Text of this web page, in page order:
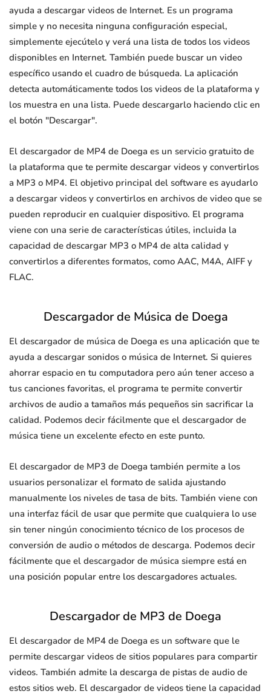
ayuda a descargar videos de Internet. Es un programa
simple y no necesita ninguna configuración especial,
simplemente ejecútelo y verá una lista de todos los videos
disponibles en Internet. También puede buscar un video
específico usando el cuadro de búsqueda. La aplicación
detecta automáticamente todos los videos de la plataforma y
los muestra en una lista. Puede descargarlo haciendo clic en
el botón "Descargar".
El descargador de MP4 de Doega es un servicio gratuito de
la plataforma que te permite descargar videos y convertirlos
a MP3 o MP4. El objetivo principal del software es ayudarlo
a descargar videos y convertirlos en archivos de video que se
pueden reproducir en cualquier dispositivo. El programa
viene con una serie de características útiles, incluida la
capacidad de descargar MP3 o MP4 de alta calidad y
convertirlos a diferentes formatos, como AAC, M4A, AIFF y
FLAC.
Descargador de Música de Doega
El descargador de música de Doega es una aplicación que te
ayuda a descargar sonidos o música de Internet. Si quieres
ahorrar espacio en tu computadora pero aún tener acceso a
tus canciones favoritas, el programa te permite convertir
archivos de audio a tamaños más pequeños sin sacrificar la
calidad. Podemos decir fácilmente que el descargador de
música tiene un excelente efecto en este punto.
El descargador de MP3 de Doega también permite a los
usuarios personalizar el formato de salida ajustando
manualmente los niveles de tasa de bits. También viene con
una interfaz fácil de usar que permite que cualquiera lo use
sin tener ningún conocimiento técnico de los procesos de
conversión de audio o métodos de descarga. Podemos decir
fácilmente que el descargador de música siempre está en
una posición popular entre los descargadores actuales.
Descargador de MP3 de Doega
El descargador de MP4 de Doega es un software que le
permite descargar videos de sitios populares para compartir
videos. También admite la descarga de pistas de audio de
estos sitios web. El descargador de videos tiene la capacidad